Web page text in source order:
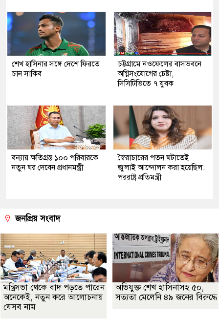
শেখ হাসিনার সঙ্গে দেশে ফিরতে
চান সাকিব
চট্টগ্রামে নওফেলের বাসভবনে
অগ্নিসংযোগের চেষ্টা,
সিসিটিভিতে ৭ যুবক
বন্যায় ক্ষতিগ্রস্ত ১০০ পরিবারকে
নতুন ঘর দেবেন প্রধানমন্ত্রী
স্বৈরাচারের পতন ঘটাতেই
জুলাই আন্দোলন করা হয়েছিল:
পররাষ্ট্র প্রতিমন্ত্রী
জনপ্রিয় সংবাদ
মন্ত্রিসভা থেকে বাদ পড়তে পারেন
অনেকেই, নতুন করে আলোচনায়
যেসব নাম
অভিযুক্ত শেখ হাসিনাসহ ৫০,
সত্যতা মেলেনি ৪৯ জনের বিরুদ্ধে